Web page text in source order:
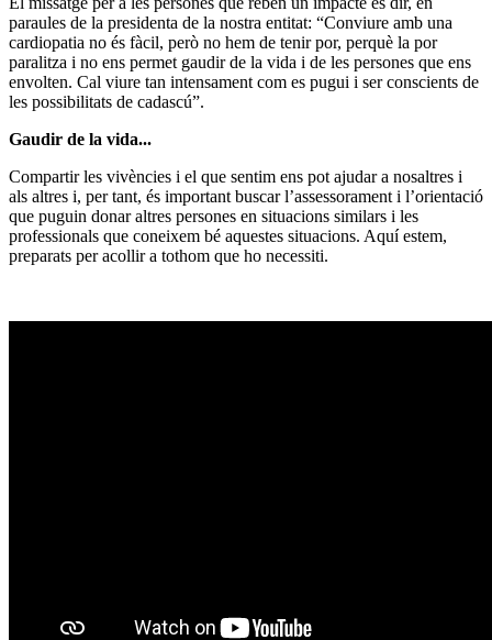
paraules de la presidenta de la nostra entitat: “Conviure amb una
cardiopatia no és fàcil, però no hem de tenir por, perquè la por
paralitza i no ens permet gaudir de la vida i de les persones que ens
envolten. Cal viure tan intensament com es pugui i ser conscients de
les possibilitats de cadascú”.
Gaudir de la vida...
Compartir les vivències i el que sentim ens pot ajudar a nosaltres i
als altres i, per tant, és important buscar l’assessorament i l’orientació
que puguin donar altres persones en situacions similars i les
professionals que coneixem bé aquestes situacions. Aquí estem,
preparats per acollir a tothom que ho necessiti.